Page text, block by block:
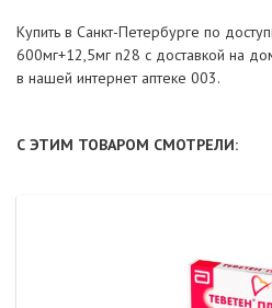
Купить в Санкт-Петербурге по
600мг+12,5мг n28 с доставкой на
в нашей интернет аптеке 003.
С ЭТИМ ТОВАРОМ СМОТРЕЛИ: